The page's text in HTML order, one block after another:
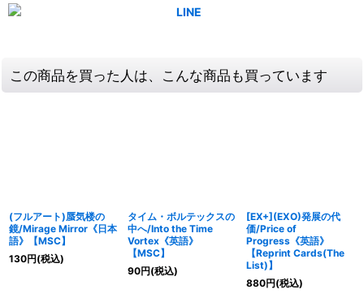
この商品を買った人は、こんな商品も買っています
(フルアート)蜃気楼の
鏡/Mirage Mirror《日本
語》【MSC】
130円(税込)
タイム・ボルテックスの
中へ/Into the Time
Vortex《英語》
【MSC】
90円(税込)
[EX+](EXO)発展の代
価/Price of
Progress《英語》
【Reprint Cards(The
List)】
880円(税込)